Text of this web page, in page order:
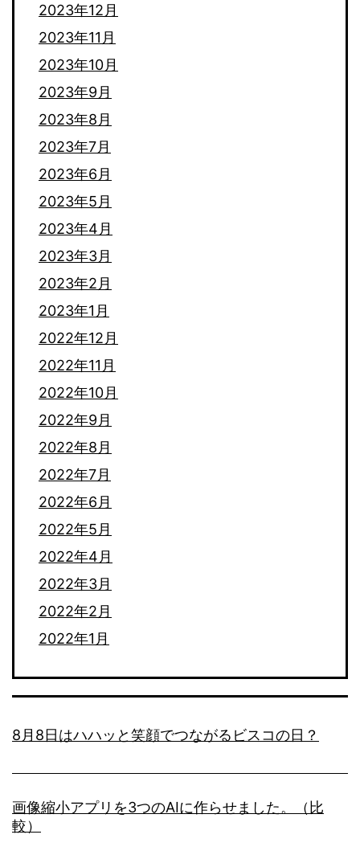
2023年12月
2023年11月
2023年10月
2023年9月
2023年8月
2023年7月
2023年6月
2023年5月
2023年4月
2023年3月
2023年2月
2023年1月
2022年12月
2022年11月
2022年10月
2022年9月
2022年8月
2022年7月
2022年6月
2022年5月
2022年4月
2022年3月
2022年2月
2022年1月
8月8日はハハッと笑顔でつながるビスコの日？
画像縮小アプリを3つのAIに作らせました。（比
較）